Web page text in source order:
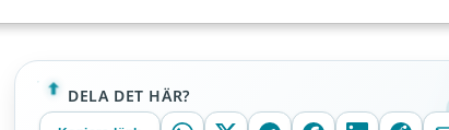
DELA DET HÄR?